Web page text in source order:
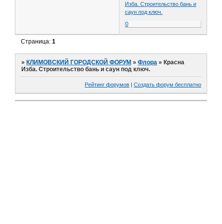
Изба. Строительство бань и
саун под ключ.
0
Страница:1
»КЛИМОВСКИЙ ГОРОДСКОЙ ФОРУМ »Флора »Красна
Изба. Строительство бань и саун под ключ.
Рейтинг форумов Создать форум бесплатно